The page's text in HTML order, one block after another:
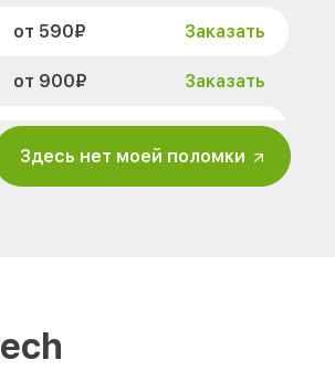
от 590₽ Заказать
от 900₽ Заказать
от 650₽ Заказать
от 2000₽ Заказать
Здесь нет моей поломки